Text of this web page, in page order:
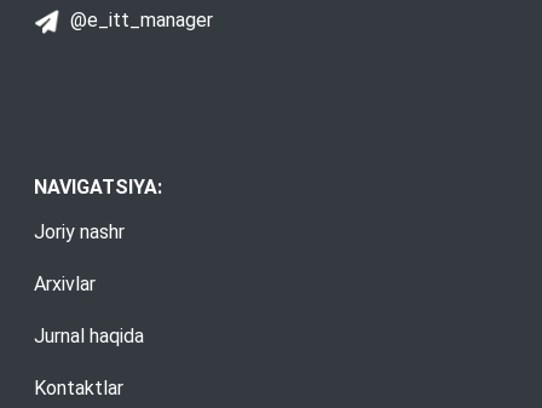
@e_itt_manager
NAVIGATSIYA:
Joriy nashr
Arxivlar
Jurnal haqida
Kontaktlar